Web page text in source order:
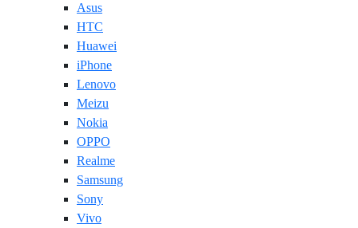
Asus
HTC
Huawei
iPhone
Lenovo
Meizu
Nokia
OPPO
Realme
Samsung
Sony
Vivo